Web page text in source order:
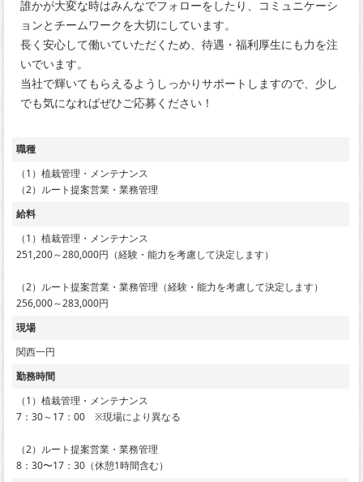
誰かが大変な時はみんなでフォローをしたり、コミュニケーシ
ョンとチームワークを大切にしています。
長く安心して働いていただくため、待遇・福利厚生にも力を注
いでいます。
当社で輝いてもらえるようしっかりサポートしますので、少し
でも気になればぜひご応募ください！
職種
（1）植栽管理・メンテナンス
（2）ルート提案営業・業務管理
給料
（1）植栽管理・メンテナンス
251,200～280,000円（経験・能力を考慮して決定します）
（2）ルート提案営業・業務管理（経験・能力を考慮して決定します）
256,000～283,000円
現場
関西一円
勤務時間
（1）植栽管理・メンテナンス
7：30～17：00 ※現場により異なる
（2）ルート提案営業・業務管理
8：30〜17：30（休憩1時間含む）